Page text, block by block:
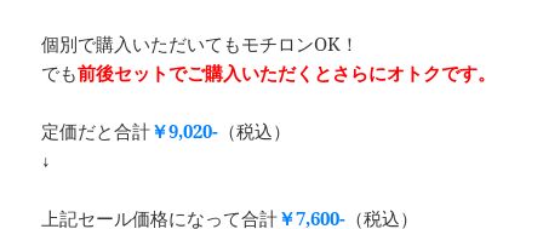
個別で購入いただいてもモチロンOK！
でも前後セットでご購入いただくとさらにオトクです。
定価だと合計￥9,020- （税込）
↓
上記セール価格になって合計￥7,600- （税込）